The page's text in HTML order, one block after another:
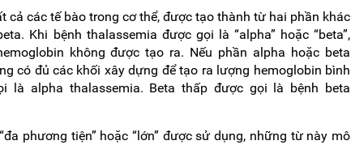
cả các tế bào trong cơ thể, được tạo thành từ hai phần khác
Khi bệnh thalassemia được gọi là “alpha” hoặc “beta”,
không được tạo ra. Nếu phần alpha hoặc beta
có đủ các khối xây dựng để tạo ra lượng hemoglobin bình
là alpha thalassemia. Beta thấp được gọi là bệnh beta
phương tiện” hoặc “lớn” được sử dụng, những từ này mô